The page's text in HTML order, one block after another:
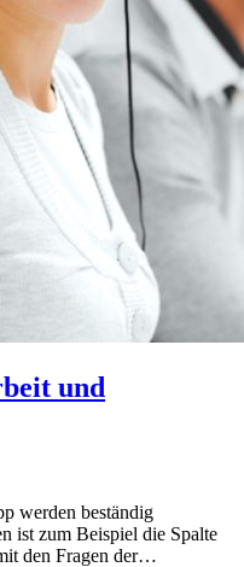
und
werden beständig
ist zum Beispiel die Spalte
den Fragen der…